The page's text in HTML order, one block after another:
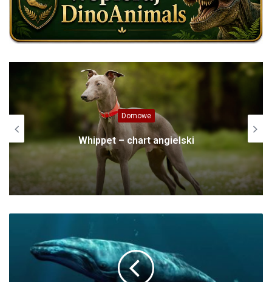
Domowe
Whippet – chart angielski